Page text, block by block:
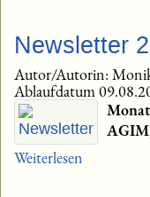
Newsletter
Autor/Autorin:
Ablaufdatum
Weiterlesen